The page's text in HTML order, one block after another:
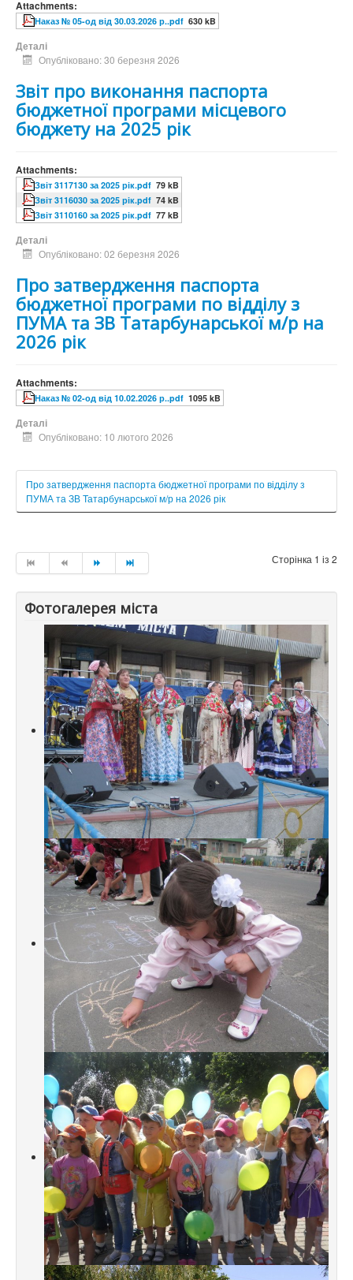
Attachments:
Наказ № 05-од від 30.03.2026 р..pdf 630 kB
Деталі
Опубліковано: 30 березня 2026
Звіт про виконання паспорта
бюджетної програми місцевого
бюджету на 2025 рік
Attachments:
Звіт 3117130 за 2025 рік.pdf 79 kB
Звіт 3116030 за 2025 рік.pdf 74 kB
Звіт 3110160 за 2025 рік.pdf 77 kB
Деталі
Опубліковано: 02 березня 2026
Про затвердження паспорта
бюджетної програми по відділу з
ПУМА та ЗВ Татарбунарської м/р на
2026 рік
Attachments:
Наказ № 02-од від 10.02.2026 р..pdf 1095 kB
Деталі
Опубліковано: 10 лютого 2026
Про затвердження паспорта бюджетної програми по відділу з
ПУМА та ЗВ Татарбунарської м/р на 2026 рік
Сторінка 1 із 2
Фотогалерея міста